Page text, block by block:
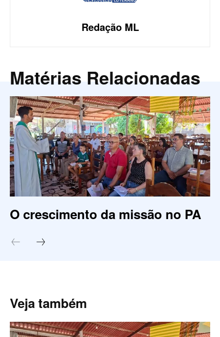
Redação ML
Matérias Relacionadas
O crescimento da missão no PA
Veja também